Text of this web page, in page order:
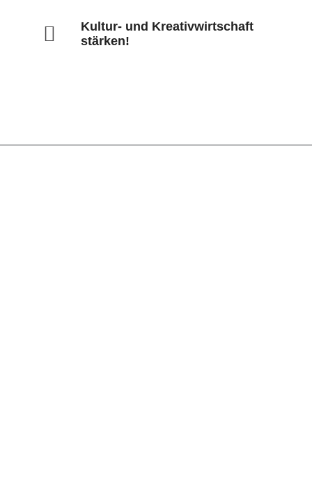
Kultur- und Kreativwirtschaft
stärken!